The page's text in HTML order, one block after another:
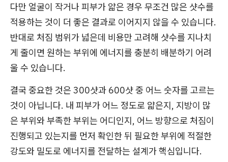
다만 얼굴이 작거나 피부가 얇은 경우 무조건 많은 샷수를
적용하는 것이 더 좋은 결과로 이어지지 않을 수 있습니다.
반대로 처짐 범위가 넓은데 비용만 고려해 샷수를 지나치
게 줄이면 원하는 부위에 에너지를 충분히 배분하기 어려
울 수 있습니다.
결국 중요한 것은 300샷과 600샷 중 어느 숫자를 고르는
것이 아닙니다. 내 피부가 어느 정도로 얇은지, 지방이 많
은 부위와 부족한 부위는 어디인지, 어느 방향으로 처짐이
진행되고 있는지를 먼저 확인한 뒤 필요한 부위에 적절한
강도와 밀도로 에너지를 전달하는 설계가 핵심입니다.